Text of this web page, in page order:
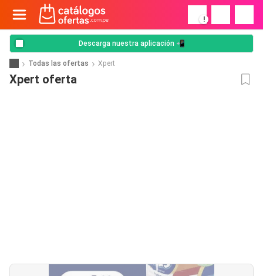
!
Descarga nuestra aplicación 📲
Todas las ofertas Xpert
Xpert oferta